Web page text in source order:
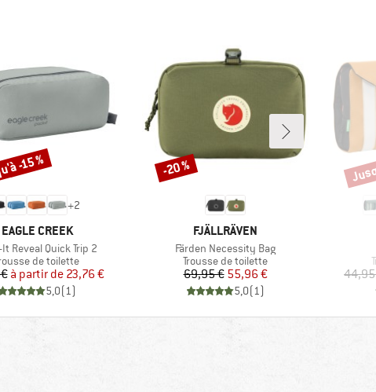
+2
MARQUE
EAGLE CREEK
Reveal Quick Trip 2
group
de toilette
Prix
Prix réduit
à partir de 23,76 €
5,0(1)
-15 %
MARQUE
FJÄLLRÄVEN
Article
Färden Necessity Bag
Product group
Trousse de toilette
Prix
69,95 €Prix réduit
55,96 €
5,0(1)
Remise
-20 %